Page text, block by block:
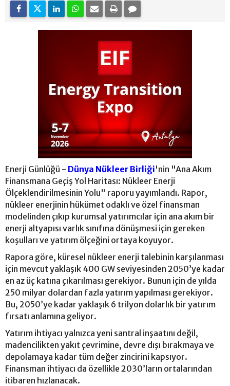
Enerji Günlüğü - Dünya Nükleer Birliği'nin "Ana Akım
Finansmana Geçiş Yol Haritası: Nükleer Enerji
Ölçeklendirilmesinin Yolu" raporu yayımlandı. Rapor,
nükleer enerjinin hükümet odaklı ve özel finansman
modelinden çıkıp kurumsal yatırımcılar için ana akım bir
enerji altyapısı varlık sınıfına dönüşmesi için gereken
koşulları ve yatırım ölçeğini ortaya koyuyor.
Rapora göre, küresel nükleer enerji talebinin karşılanması
için mevcut yaklaşık 400 GW seviyesinden 2050’ye kadar
en az üç katına çıkarılması gerekiyor. Bunun için de yılda
250 milyar dolardan fazla yatırım yapılması gerekiyor.
Bu, 2050’ye kadar yaklaşık 6 trilyon dolarlık bir yatırım
fırsatı anlamına geliyor.
Yatırım ihtiyacı yalnızca yeni santral inşaatını değil,
madencilikten yakıt çevrimine, devre dışı bırakmaya ve
depolamaya kadar tüm değer zincirini kapsıyor.
Finansman ihtiyacı da özellikle 2030’ların ortalarından
itibaren hızlanacak.